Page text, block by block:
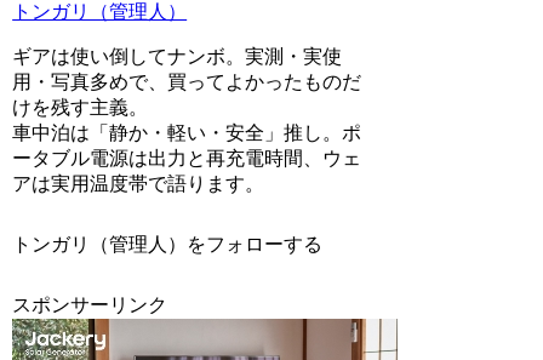
トンガリ（管理人）
ギアは使い倒してナンボ。実測・実使
用・写真多めで、買ってよかったものだ
けを残す主義。
車中泊は「静か・軽い・安全」推し。ポ
ータブル電源は出力と再充電時間、ウェ
アは実用温度帯で語ります。
トンガリ（管理人）をフォローする
スポンサーリンク